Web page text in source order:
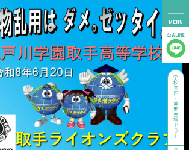
学校案内・募集要項PDF